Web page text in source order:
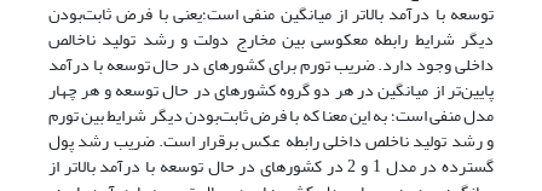
توسعه با درآمد بالاتر از میانگین منفی است؛یعنی با فرض ثابت‌بودن
دیگر شرایط رابطه معکوسی بین مخارج دولت و رشد تولید ناخالص
داخلی وجود دارد. ضریب تورم برای کشورهای در حال توسعه با درآمد
پایین‌تر از میانگین در هر دو گروه کشورهای در حال توسعه و هر چهار
مدل منفی است؛ به این معنا که با فرض ثابت‌بودن دیگر شرایط بین تورم
و رشد تولید ناخلص داخلی رابطه عکس برقرار است. ضریب رشد پول
گسترده در مدل 1 و 2 در کشورهای در حال توسعه با درآمد بالاتر از